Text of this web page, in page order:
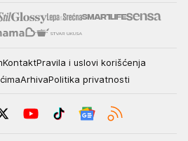
KontaktPravila i uslovi korišćenja
ArhivaPolitika privatnosti